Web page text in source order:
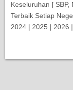
Keseluruhan [ SBP,
Terbaik Setiap
2024 | 2025 | 2026